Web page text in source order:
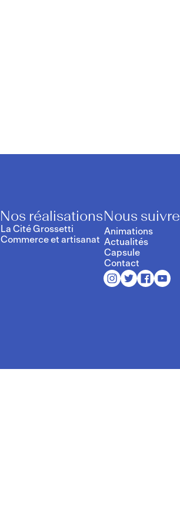
Nos réalisations
La Cité Grossetti
Commerce et artisanat
Nous suivre
Animations
Actualités
Capsule
Contact